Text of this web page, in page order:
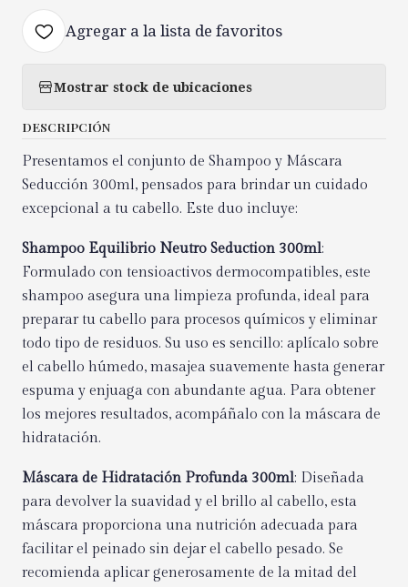
Agregar a la lista de favoritos
Mostrar stock de ubicaciones
DESCRIPCIÓN
Presentamos el conjunto de Shampoo y Máscara
Seducción 300ml, pensados para brindar un cuidado
excepcional a tu cabello. Este duo incluye:
Shampoo Equilibrio Neutro Seduction 300ml:
Formulado con tensioactivos dermocompatibles, este
shampoo asegura una limpieza profunda, ideal para
preparar tu cabello para procesos químicos y eliminar
todo tipo de residuos. Su uso es sencillo: aplícalo sobre
el cabello húmedo, masajea suavemente hasta generar
espuma y enjuaga con abundante agua. Para obtener
los mejores resultados, acompáñalo con la máscara de
hidratación.
Máscara de Hidratación Profunda 300ml: Diseñada
para devolver la suavidad y el brillo al cabello, esta
máscara proporciona una nutrición adecuada para
facilitar el peinado sin dejar el cabello pesado. Se
recomienda aplicar generosamente de la mitad del